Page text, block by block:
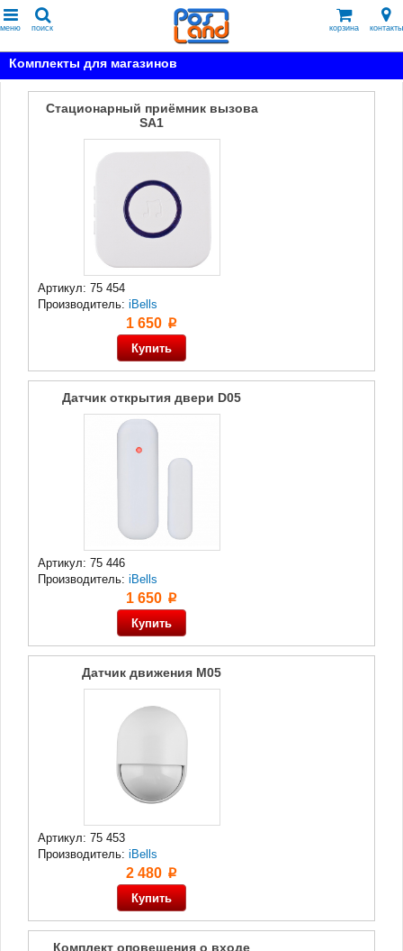
меню поиск корзина контакты
Комплекты для магазинов
Стационарный приёмник вызова
SA1
Артикул: 75 454
Производитель: iBells
1 650 p
Датчик открытия двери D05
Артикул: 75 446
Производитель: iBells
1 650 p
Датчик движения M05
Артикул: 75 453
Производитель: iBells
2 480 p
Комплект оповещения о входе